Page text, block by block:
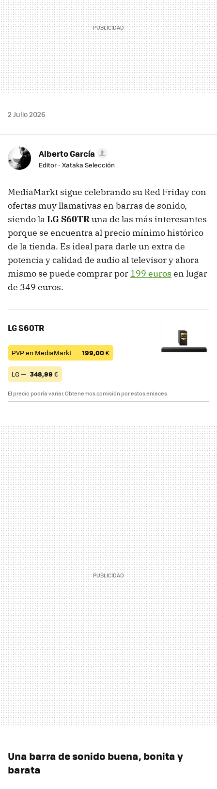
2 Julio 2026
Alberto García
Editor - Xataka Selección
MediaMarkt sigue celebrando su Red Friday con
ofertas muy llamativas en barras de sonido,
siendo la LG S60TRuna de las más interesantes
porque se encuentra al precio mínimo histórico
de la tienda. Es ideal para darle un extra de
potencia y calidad de audio al televisor y ahora
mismo se puede comprar por 199 euros en lugar
de 349 euros.
LG S60TR
PVP en MediaMarkt — 199,00€
LG — 348,99 €
El precio podría variar. Obtenemos comisión por estos enlaces
Una barra de sonido buena, bonita y
barata